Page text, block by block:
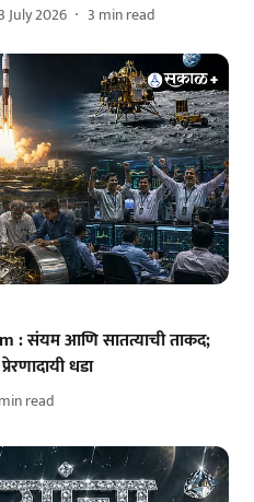
July 2026 3 min read
: संयम आणि सातत्याची ताकद;
धडा
min read